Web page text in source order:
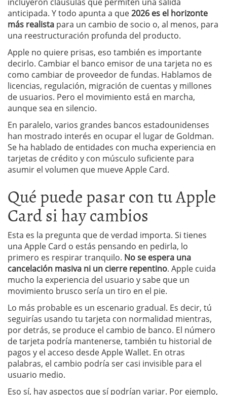
anticipada. Y todo apunta a que2026 es el horizonte
más realista para un cambio de socio o, al menos, para
una reestructuración profunda del producto.
Apple no quiere prisas, eso también es importante
decirlo. Cambiar el banco emisor de una tarjeta no es
como cambiar de proveedor de fundas. Hablamos de
licencias, regulación, migración de cuentas y millones
de usuarios. Pero el movimiento está en marcha,
aunque sea en silencio.
En paralelo, varios grandes bancos estadounidenses
han mostrado interés en ocupar el lugar de Goldman.
Se ha hablado de entidades con mucha experiencia en
tarjetas de crédito y con músculo suficiente para
asumir el volumen que mueve Apple Card.
Qué puede pasar con tu Apple
Card si hay cambios
Esta es la pregunta que de verdad importa. Si tienes
una Apple Card o estás pensando en pedirla, lo
primero es respirar tranquilo. No se espera una
cancelación masiva ni un cierre repentino. Apple cuida
mucho la experiencia del usuario y sabe que un
movimiento brusco sería un tiro en el pie.
Lo más probable es un escenario gradual. Es decir, tú
seguirías usando tu tarjeta con normalidad mientras,
por detrás, se produce el cambio de banco. El número
de tarjeta podría mantenerse, también tu historial de
pagos y el acceso desde Apple Wallet. En otras
palabras, el cambio podría ser casi invisible para el
usuario medio.
Eso sí, hay aspectos que sí podrían variar. Por ejemplo,